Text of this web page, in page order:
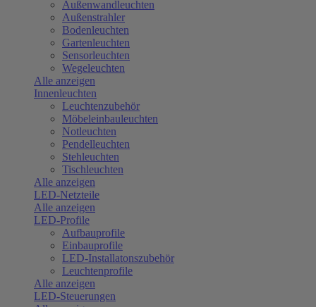
Außenwandleuchten
Außenstrahler
Bodenleuchten
Gartenleuchten
Sensorleuchten
Wegeleuchten
Alle anzeigen
Innenleuchten
Leuchtenzubehör
Möbeleinbauleuchten
Notleuchten
Pendelleuchten
Stehleuchten
Tischleuchten
Alle anzeigen
LED-Netzteile
Alle anzeigen
LED-Profile
Aufbauprofile
Einbauprofile
LED-Installatonszubehör
Leuchtenprofile
Alle anzeigen
LED-Steuerungen